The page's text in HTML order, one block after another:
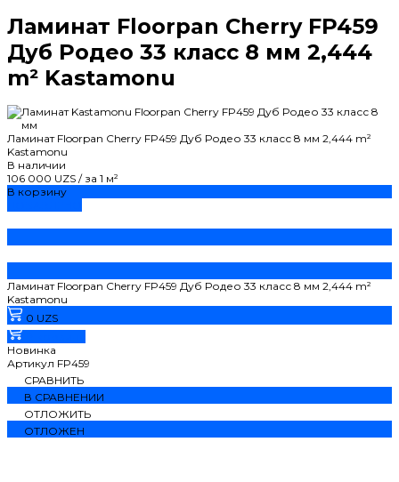
Ламинат Floorpan Cherry FP459
Дуб Родео 33 класс 8 мм 2,444
m² Kastamonu
Ламинат Floorpan Cherry FP459 Дуб Родео 33 класс 8 мм 2,444 m²
Kastamonu
В наличии
106 000 UZS / за 1 м²
В корзину
Ламинат Floorpan Cherry FP459 Дуб Родео 33 класс 8 мм 2,444 m²
Kastamonu
0 UZS
Новинка
Артикул FP459
СРАВНИТЬ
В СРАВНЕНИИ
ОТЛОЖИТЬ
ОТЛОЖЕН